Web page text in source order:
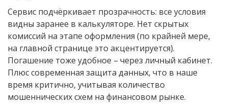
Сервис подчёркивает прозрачность: все условия
видны заранее в калькуляторе. Нет скрытых
комиссий на этапе оформления (по крайней мере,
на главной странице это акцентируется).
Погашение тоже удобное – через личный кабинет.
Плюс современная защита данных, что в наше
время критично, учитывая количество
мошеннических схем на финансовом рынке.